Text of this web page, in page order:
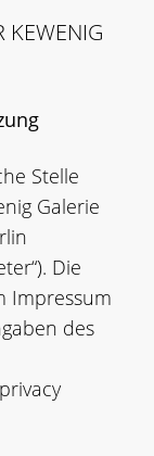
KEWENIG
Stelle
Galerie
Die
Impressum
des